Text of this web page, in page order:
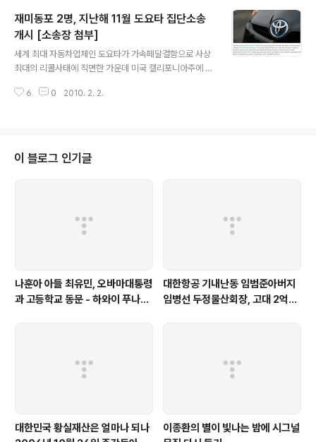
재미동포 2명, 지난해 11월 도요타 집단소송
개시 [소송장 첨부]
세계 최대 자동차업체인 도요타가 가속페달결함으로 사상
최대의 리콜사태에 직면한 가운데 미국 캘리포니아주에 사
상대로 집단소송을 제기한 것으로 밝혀졌습니다 2004년
타와 도요타 판매법인을 상대로 미국연방법원 캘리포니아
주 중부법원에 집단소송을 제기했습니다 이들은 캘리포니
운전중 브레이크를 밟아도 차가 멈추지 않고 오히..
6 0 2010. 2. 2.
이 블로그 인기글
나훈아 아들 최유민, 오바마대통령
과 고등학교 동문 - 하와이 푸나호
대한항공 기내난동 임범준아버지
임병선 두정물산회장, 고대 2억기
대한민국 황실재산은 얼마나 되나
이종환의 별이 빛나는 밤에 시그널